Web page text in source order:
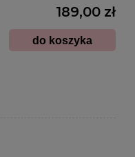
189,00 zł
do koszyka